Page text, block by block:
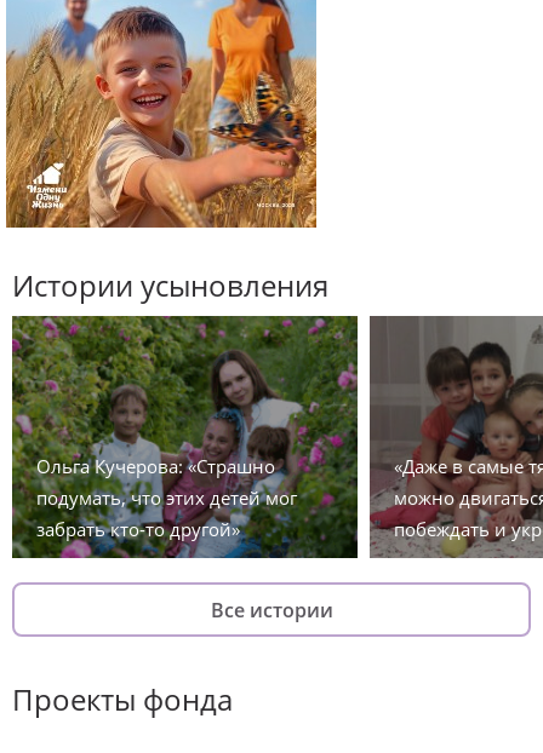
Истории усыновления
Ольга Кучерова: «Страшно
подумать, что этих детей мог
забрать кто-то другой»
«Даже в самые
можно
побеждать и
Все истории
Проекты фонда